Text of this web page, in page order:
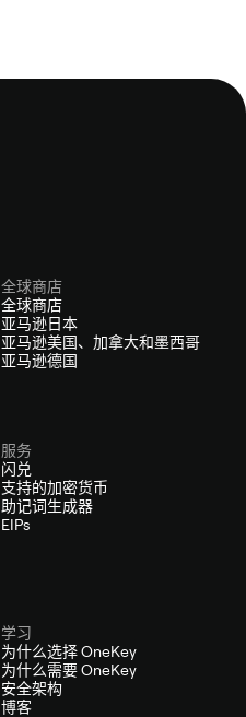
全球商店
全球商店
亚马逊日本
亚马逊美国、加拿大和墨西哥
亚马逊德国
服务
闪兑
支持的加密货币
助记词生成器
EIPs
学习
为什么选择 OneKey
为什么需要 OneKey
安全架构
博客